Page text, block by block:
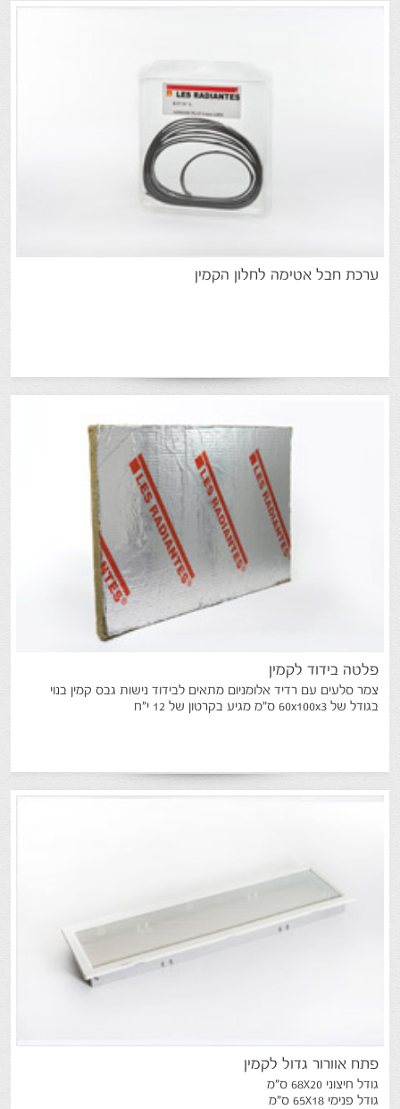
ערכת חבל אטימה לחלון הקמין
פלטה בידוד לקמין
צמר סלעים עם רדיד אלומניום מתאים לבידוד נישות גבס קמין בנוי
בגודל של 60x100x3 ס"מ מגיע בקרטון של 12 י"ח
פתח אוורור גדול לקמין
גודל חיצוני 68X20 ס"מ
גודל פנימי 65X18 ס"מ